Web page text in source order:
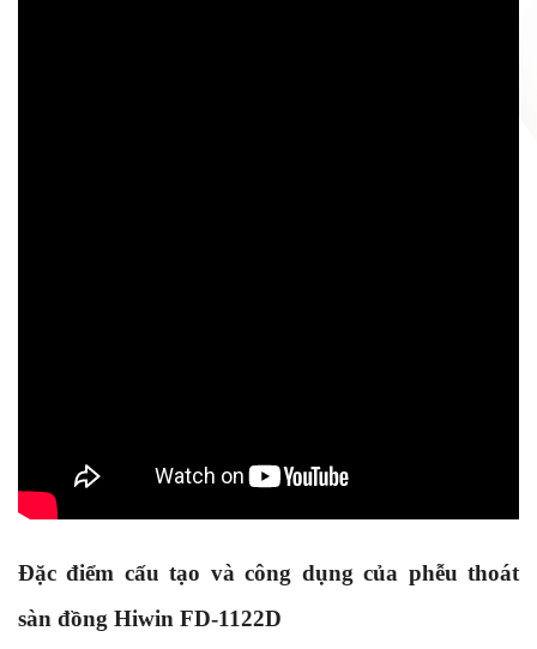
Đặc điểm cấu tạo và công dụng của phễu thoát
sàn đồng Hiwin FD-1122D